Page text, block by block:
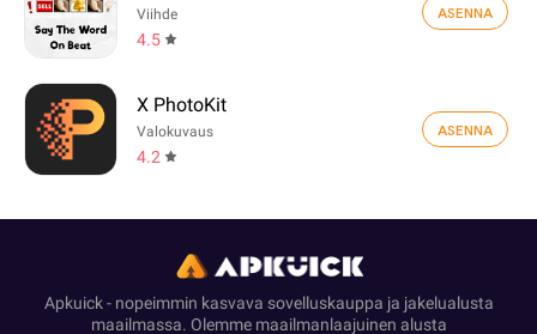
Viihde
4.5
ASENNA
X PhotoKit
Valokuvaus
4.2
ASENNA
Apkuick - nopeimmin kasvava sovelluskauppa ja jakelualusta
maailmassa. Olemme maailmanlaajuinen alusta